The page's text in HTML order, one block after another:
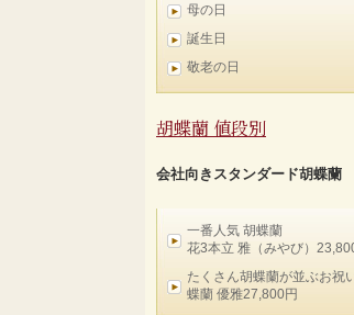
母の日
誕生日
敬老の日
胡蝶蘭 値段別
会社向きスタンダード胡蝶蘭
一番人気 胡蝶蘭
花3本立 雅（みやび）
たくさん胡蝶蘭が並ぶお祝
蝶蘭 優雅27,800円